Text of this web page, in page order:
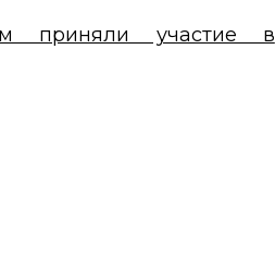
приняли участие в